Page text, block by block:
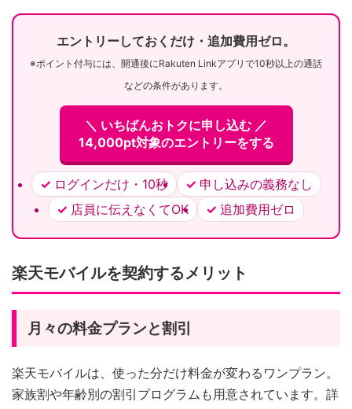
エントリーしておくだけ・追加費用ゼロ。
※ポイント付与には、開通後にRakuten Linkアプリで10秒以上の通話
などの条件があります。
＼ いちばんおトクに申し込む ／
14,000pt対象のエントリーをする
ログインだけ・10秒
申し込みの義務なし
店員に伝えなくてOK
追加費用ゼロ
楽天モバイルを契約するメリット
月々の料金プランと割引
楽天モバイルは、使った分だけ料金が変わるワンプラン。
家族割や年齢別の割引プログラムも用意されています。詳